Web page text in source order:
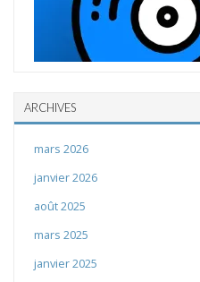
ARCHIVES
mars 2026
janvier 2026
août 2025
mars 2025
janvier 2025